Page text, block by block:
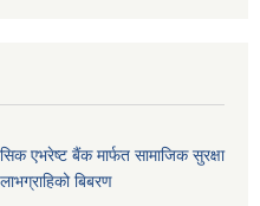
एभरेष्ट बैंक मार्फत सामाजिक सुरक्षा
बिबरण